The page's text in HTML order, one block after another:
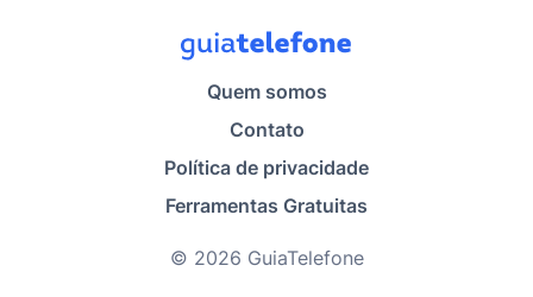
Quem somos
Contato
Política de privacidade
Ferramentas Gratuitas
© 2026 GuiaTelefone